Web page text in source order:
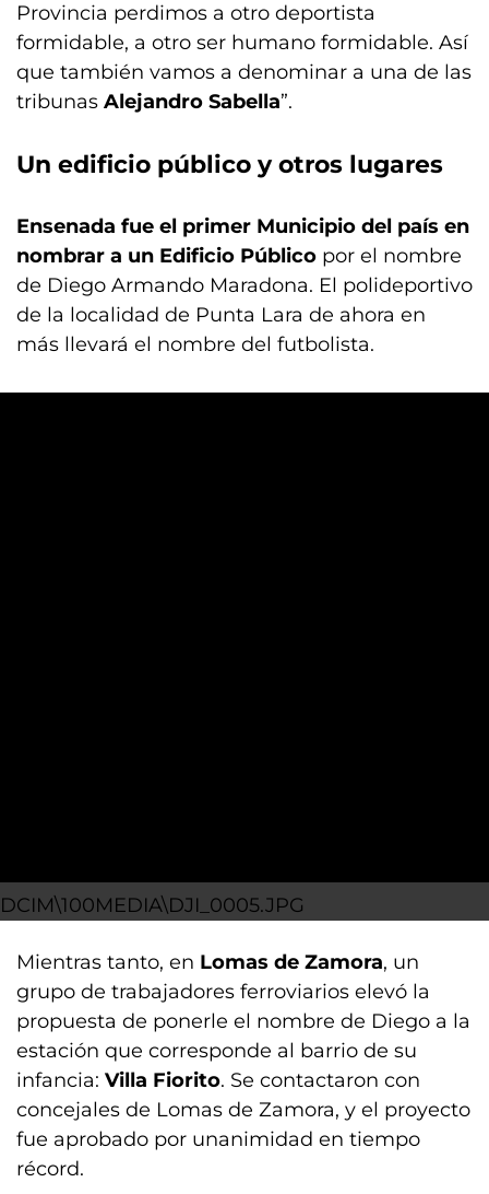
Provincia perdimos a otro deportista
formidable, a otro ser humano formidable. Así
que también vamos a denominar a una de las
tribunas Alejandro Sabella”.
Un edificio público y otros lugares
Ensenada fue el primer Municipio del país en
nombrar a un Edificio Público por el nombre
de Diego Armando Maradona. El polideportivo
de la localidad de Punta Lara de ahora en
más llevará el nombre del futbolista.
DCIM\100MEDIA\DJI_0005.JPG
Mientras tanto, en Lomas de Zamora, un
grupo de trabajadores ferroviarios elevó la
propuesta de ponerle el nombre de Diego a la
estación que corresponde al barrio de su
infancia: Villa Fiorito. Se contactaron con
concejales de Lomas de Zamora, y el proyecto
fue aprobado por unanimidad en tiempo
récord.